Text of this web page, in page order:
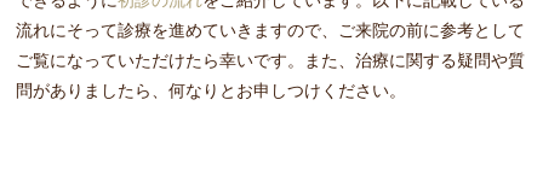
流れにそって診療を進めていきますので、ご来院の前に参考として
ご覧になっていただけたら幸いです。また、治療に関する疑問や質
問がありましたら、何なりとお申しつけください。